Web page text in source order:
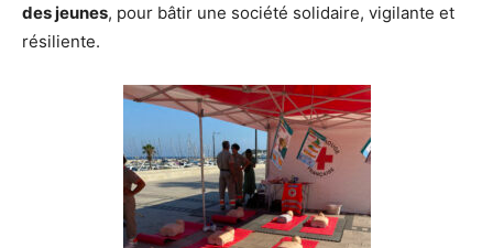
des jeunes, pour bâtir une société solidaire, vigilante et
résiliente.